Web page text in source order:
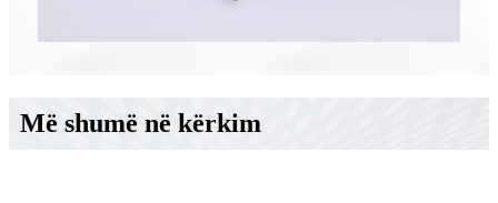
Më shumë në kërkim